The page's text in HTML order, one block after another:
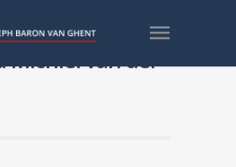
Doorbraak
Michiel van der